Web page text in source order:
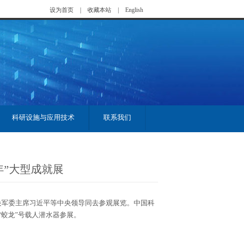
设为首页 收藏本站 English
科研设施与应用技术 联系我们
大型成就展
委主席习近平等中央领导同去参观展览。中国科
龙”号载人潜水器参展。